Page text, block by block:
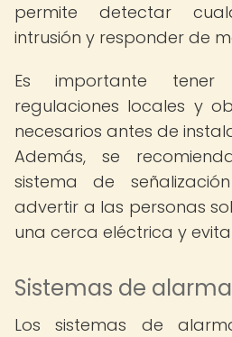
permite detectar
intrusión y responder de
Es importante
regulaciones locales y
necesarios antes de
Además, se
sistema de
advertir a las personas
una cerca eléctrica y
Sistemas de alarma
Los sistemas de